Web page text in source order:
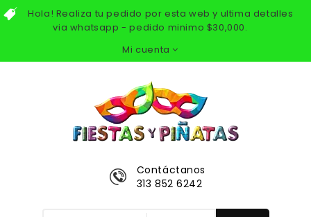
Hola! Realiza tu pedido por esta web y ultima detalles
via whatsapp - pedido minimo $30,000.
Mi cuenta
Contáctanos
313 852 6242